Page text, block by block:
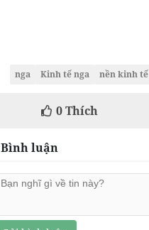
nga Kinh tế nga nền kinh tế
0Thích
Bình luận